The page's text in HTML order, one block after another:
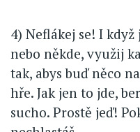
4) Neflákej se! I
nebo někde, využij
tak, abys buď něco
hře. Jak jen to jde,
sucho. Prostě jeď!